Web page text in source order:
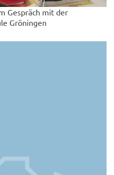
Gespräch mit der
Gröningen